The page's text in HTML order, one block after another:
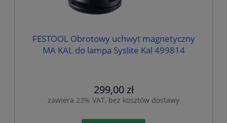
FESTOOL Obrotowy uchwyt magnetyczny
MA KAL do lampa Syslite Kal 499814
299,00 zł
zawiera 23% VAT, bez kosztów dostawy